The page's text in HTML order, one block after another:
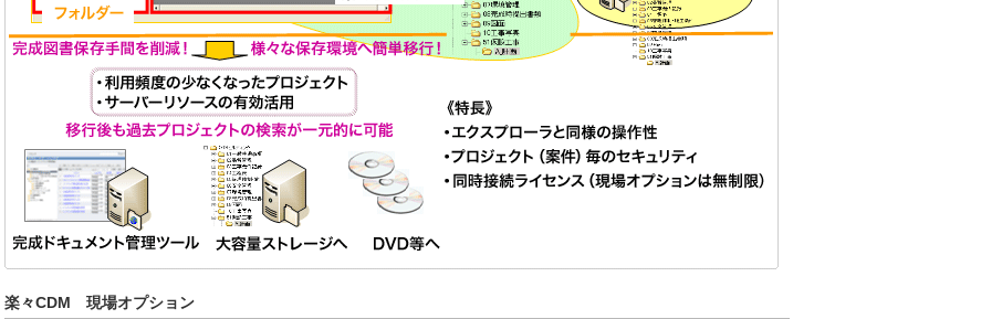
楽々CDM 現場オプション